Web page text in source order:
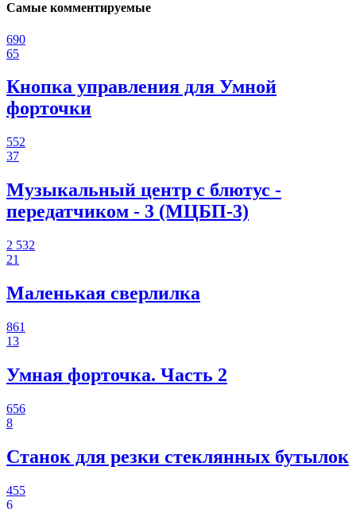
Самые комментируемые
690
65
Кнопка управления для Умной
форточки
552
37
Музыкальный центр с блютус -
передатчиком - 3 (МЦБП-3)
2 532
21
Маленькая сверлилка
861
13
Умная форточка. Часть 2
656
8
Станок для резки стеклянных бутылок
455
6